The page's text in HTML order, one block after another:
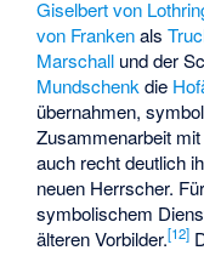
Giselbert von
von Frankenals
Marschall und der
Mundschenk die
übernahmen,
Zusammenarbeit
auch recht deutlich
neuen Herrscher.
symbolischem
älteren Vorbilder.[12]